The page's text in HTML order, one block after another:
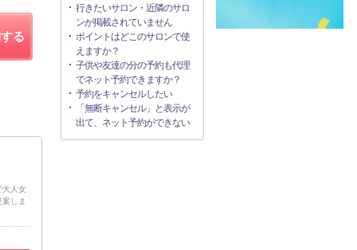
る
大人女
しま
行きたいサロン・近隣のサロ
ンが掲載されていません
ポイントはどこのサロンで使
えますか？
子供や友達の分の予約も代理
でネット予約できますか？
予約をキャンセルしたい
「無断キャンセル」と表示が
出て、ネット予約ができない